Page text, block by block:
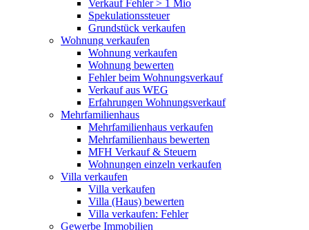
Verkauf Fehler > 1 Mio
Spekulationssteuer
Grundstück verkaufen
Wohnung verkaufen
Wohnung verkaufen
Wohnung bewerten
Fehler beim Wohnungsverkauf
Verkauf aus WEG
Erfahrungen Wohnungsverkauf
Mehrfamilienhaus
Mehrfamilienhaus verkaufen
Mehrfamilienhaus bewerten
MFH Verkauf & Steuern
Wohnungen einzeln verkaufen
Villa verkaufen
Villa verkaufen
Villa (Haus) bewerten
Villa verkaufen: Fehler
Gewerbe Immobilien